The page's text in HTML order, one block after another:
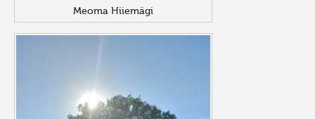
Meoma Hiiemägi